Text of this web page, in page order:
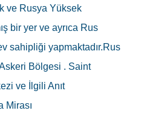
ve Rusya Yüksek
bir yer ve ayrıca Rus
sahipliği yapmaktadır.Rus
Bölgesi . Saint
ve İlgili Anıt
Mirası